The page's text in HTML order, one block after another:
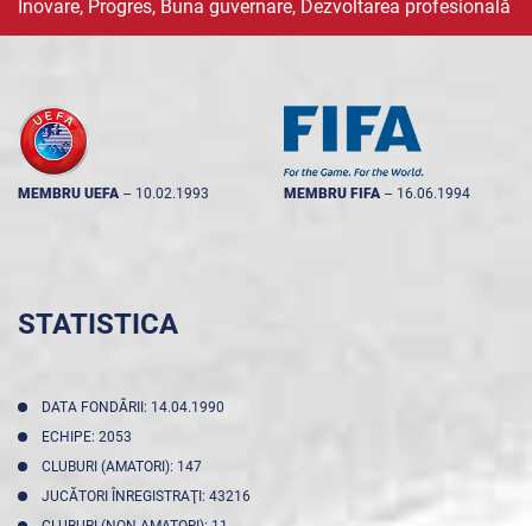
Inovare, Progres, Buna guvernare, Dezvoltarea profesională
MEMBRU UEFA -- 10.02.1993 MEMBRU FIFA -- 16.06.1994
STATISTICA
DATA FONDĂRII: 14.04.1990
ECHIPE: 2053
CLUBURI (AMATORI): 147
JUCĂTORI ÎNREGISTRAŢI: 43216